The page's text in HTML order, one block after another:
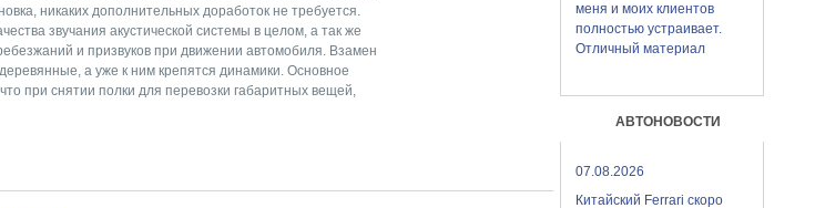
меня и моих клиентов
полностью устраивает.
Отличный материал
АВТОНОВОСТИ
07.08.2026
Китайский Ferrari скоро
никаких дополнительных доработок не требуется.
звучания акустической системы в целом, а так же
и призвуков при движении автомобиля. Взамен
а уже к ним крепятся динамики. Основное
при снятии полки для перевозки габаритных вещей,